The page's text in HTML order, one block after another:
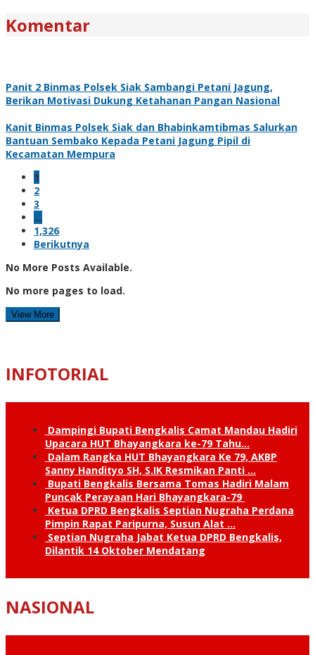
Komentar
Panit 2 Binmas Polsek Siak Sambangi Petani Jagung,
Berikan Motivasi Dukung Ketahanan Pangan Nasional
Kanit Binmas Polsek Siak dan Bhabinkamtibmas Salurkan
Bantuan Sembako Kepada Petani Jagung Pipil di
Kecamatan Mempura
1
2
3
…
1,326
Berikutnya
No More Posts Available.
No more pages to load.
View More
INFOTORIAL
Dampingi Bupati Bengkalis Camat Mandau Hadiri
Upacara HUT Bhayangkara ke-79 Tahu…
Dalam Rangka HUT Bhayangkara Ke 79, AKBP
Sanny Handityo SH, S.IK Resmikan Panti …
Bupati Bengkalis Bersama Tomas Hadiri Malam
Puncak Perayaan Hari Bhayangkara-79
Ketua DPRD Bengkalis Septian Nugraha Perdana
Pimpin Rapat Paripurna, Susun Alat …
Septian Nugraha Jabat Ketua DPRD Bengkalis,
Dilantik 14 Oktober Mendatang
NASIONAL